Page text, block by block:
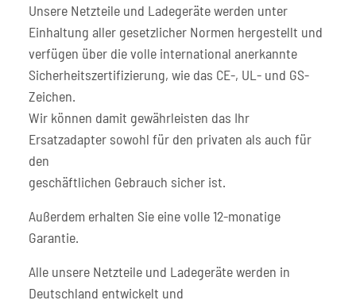
Unsere Netzteile und Ladegeräte werden unter
Einhaltung aller gesetzlicher Normen hergestellt und
verfügen über die volle international anerkannte
Sicherheitszertifizierung, wie das CE-, UL- und GS-
Zeichen.
Wir können damit gewährleisten das Ihr
Ersatzadapter sowohl für den privaten als auch für
den
geschäftlichen Gebrauch sicher ist.
Außerdem erhalten Sie eine volle 12-monatige
Garantie.
Alle unsere Netzteile und Ladegeräte werden in
Deutschland entwickelt und